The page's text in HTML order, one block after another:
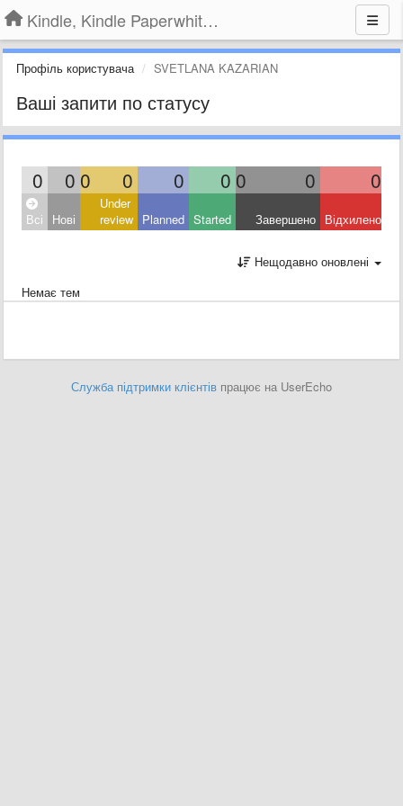
Kindle, Kindle Paperwhite, Kindle Voyage
Профіль користувача SVETLANA KAZARIAN
Ваші запити по статусу
0 0 0 0 0 0 0 0 0
Всі Нові
Under
review Planned Started Завершено Відхилено
Нещодавно оновлені
Немає тем
Служба підтримки клієнтів працює на UserEcho